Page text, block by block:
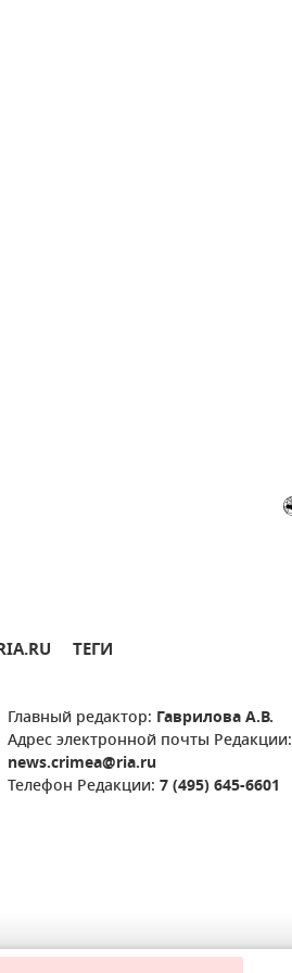
ТЕГИ
Главный редактор: Гаврилова А.В.
Адрес электронной почты Редакции:
news.crimea@ria.ru
Телефон Редакции: 7 (495) 645-6601